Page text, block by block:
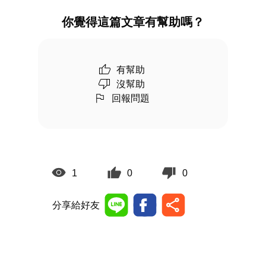
你覺得這篇文章有幫助嗎？
有幫助
沒幫助
回報問題
1 0 0
分享給好友